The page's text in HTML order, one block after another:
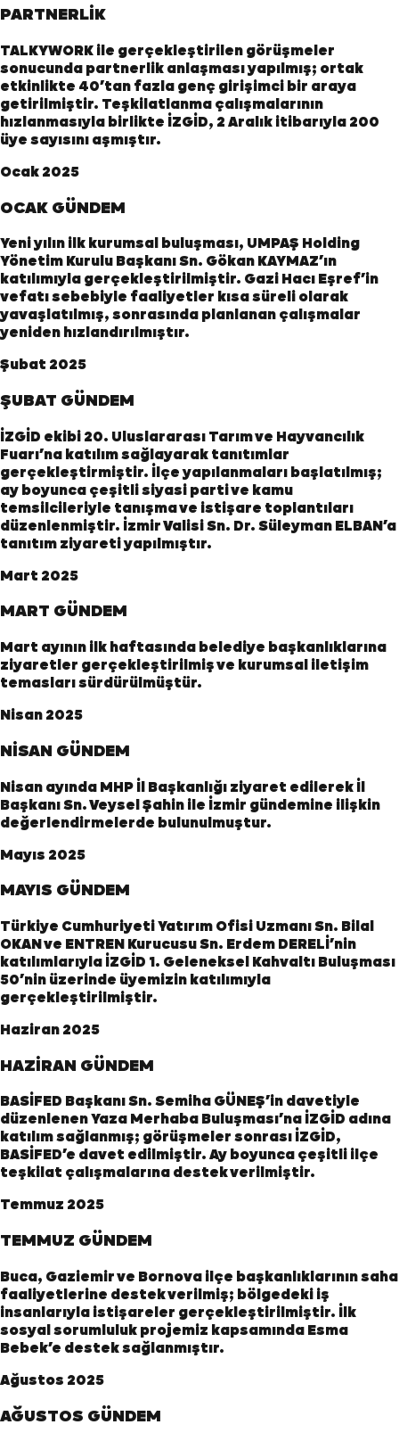
PARTNERLİK
TALKYWORK ile gerçekleştirilen görüşmeler
sonucunda partnerlik anlaşması yapılmış; ortak
etkinlikte 40’tan fazla genç girişimci bir araya
getirilmiştir. Teşkilatlanma çalışmalarının
hızlanmasıyla birlikte İZGİD, 2 Aralık itibarıyla 200
üye sayısını aşmıştır.
Ocak 2025
OCAK GÜNDEM
Yeni yılın ilk kurumsal buluşması, UMPAŞ Holding
Yönetim Kurulu Başkanı Sn. Gökan KAYMAZ’ın
katılımıyla gerçekleştirilmiştir. Gazi Hacı Eşref’in
vefatı sebebiyle faaliyetler kısa süreli olarak
yavaşlatılmış, sonrasında planlanan çalışmalar
yeniden hızlandırılmıştır.
Şubat 2025
ŞUBAT GÜNDEM
İZGİD ekibi 20. Uluslararası Tarım ve Hayvancılık
Fuarı’na katılım sağlayarak tanıtımlar
gerçekleştirmiştir. İlçe yapılanmaları başlatılmış;
ay boyunca çeşitli siyasi parti ve kamu
temsilcileriyle tanışma ve istişare toplantıları
düzenlenmiştir. İzmir Valisi Sn. Dr. Süleyman ELBAN’a
tanıtım ziyareti yapılmıştır.
Mart 2025
MART GÜNDEM
Mart ayının ilk haftasında belediye başkanlıklarına
ziyaretler gerçekleştirilmiş ve kurumsal iletişim
temasları sürdürülmüştür.
Nisan 2025
NİSAN GÜNDEM
Nisan ayında MHP İl Başkanlığı ziyaret edilerek İl
Başkanı Sn. Veysel Şahin ile İzmir gündemine ilişkin
değerlendirmelerde bulunulmuştur.
Mayıs 2025
MAYIS GÜNDEM
Türkiye Cumhuriyeti Yatırım Ofisi Uzmanı Sn. Bilal
OKAN ve ENTREN Kurucusu Sn. Erdem DERELİ’nin
katılımlarıyla İZGİD 1. Geleneksel Kahvaltı Buluşması
50’nin üzerinde üyemizin katılımıyla
gerçekleştirilmiştir.
Haziran 2025
HAZİRAN GÜNDEM
BASİFED Başkanı Sn. Semiha GÜNEŞ’in davetiyle
düzenlenen Yaza Merhaba Buluşması’na İZGİD adına
katılım sağlanmış; görüşmeler sonrası İZGİD,
BASİFED’e davet edilmiştir. Ay boyunca çeşitli ilçe
teşkilat çalışmalarına destek verilmiştir.
Temmuz 2025
TEMMUZ GÜNDEM
Buca, Gaziemir ve Bornova ilçe başkanlıklarının saha
faaliyetlerine destek verilmiş; bölgedeki iş
insanlarıyla istişareler gerçekleştirilmiştir. İlk
sosyal sorumluluk projemiz kapsamında Esma
Bebek’e destek sağlanmıştır.
Ağustos 2025
AĞUSTOS GÜNDEM